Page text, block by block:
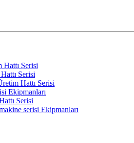
Serisi
Serisi
Hattı Serisi
Ekipmanları
Serisi
serisi Ekipmanları